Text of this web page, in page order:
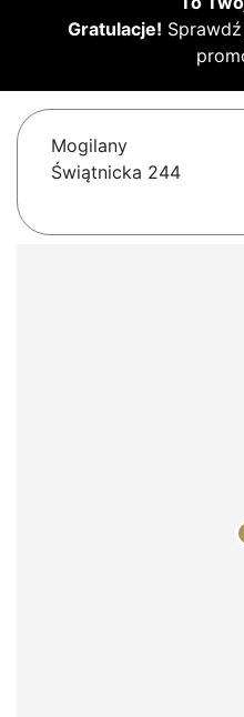
Gratulacje!
Mogilany
Świątnicka 244